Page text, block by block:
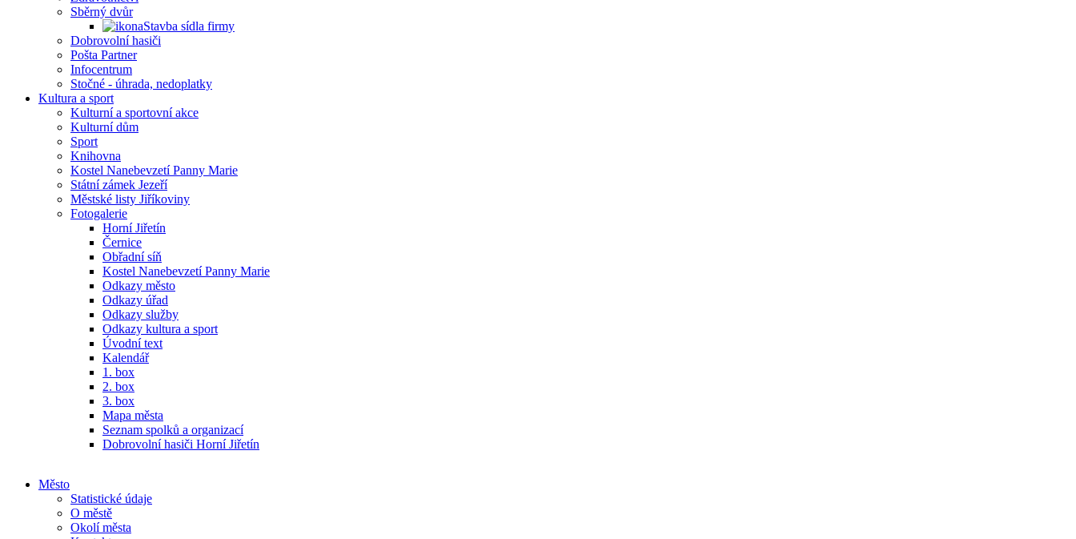
Sběrný dvůr
Stavba sídla firmy
Dobrovolní hasiči
Pošta Partner
Infocentrum
Stočné - úhrada, nedoplatky
Kultura a sport
Kulturní a sportovní akce
Kulturní dům
Sport
Knihovna
Kostel Nanebevzetí Panny Marie
Státní zámek Jezeří
Městské listy Jiříkoviny
Fotogalerie
Horní Jiřetín
Černice
Obřadní síň
Kostel Nanebevzetí Panny Marie
Odkazy město
Odkazy úřad
Odkazy služby
Odkazy kultura a sport
Úvodní text
Kalendář
1. box
2. box
3. box
Mapa města
Seznam spolků a organizací
Dobrovolní hasiči Horní Jiřetín
Město
Statistické údaje
O městě
Okolí města